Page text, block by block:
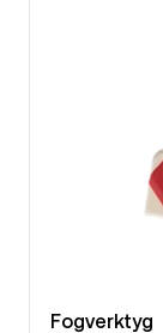
Fogverktyg